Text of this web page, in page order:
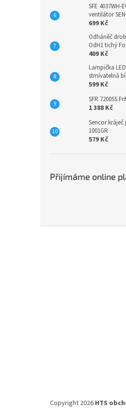
SFE 4037WH-
ventilátor
699 Kč
Odháněč
OdH1 tichý
409 Kč
Lampička
stmívatelná
599 Kč
SFR 7200SS
1 388 Kč
Sencor kráječ
1001GR
579 Kč
Přijímáme online
Copyright 2026 HTS